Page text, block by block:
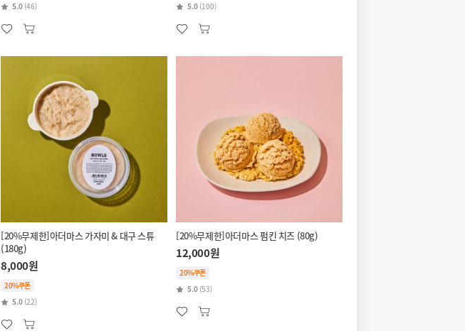
5.0 (46)
5.0 (100)
[20%무제한]아더마스 가자미 & 대구 스튜
(180g)
8,000원
20%쿠폰
5.0 (22)
[20%무제한]아더마스 펌킨 치즈 (80g)
12,000원
20%쿠폰
5.0 (53)